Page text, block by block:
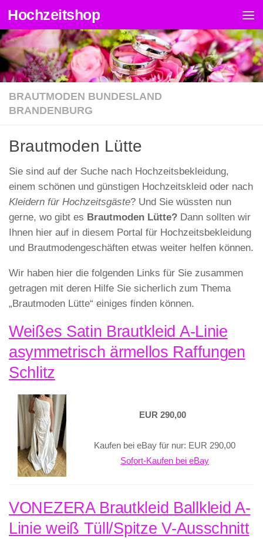
Zum Inhalt springen
Hochzeitshop
BRAUTMODEN BUNDESLAND
BRANDENBURG
Brautmoden Lütte
Sie sind auf der Suche nach Hochzeitsbekleidung,
einem schönen und günstigen Hochzeitskleid oder nach
Kleidern für Hochzeitsgäste? Und Sie wüssten nun
gerne, wo gibt es Brautmoden Lütte? Dann sollten wir
Ihnen hier auf in diesem Portal für Hochzeitsbekleidung
und Brautmodengeschäften etwas weiter helfen können.
Wir haben hier die folgenden Links für Sie zusammen
getragen mit deren Hilfe Sie sicherlich zum Thema
„Brautmoden Lütte“ einiges finden können.
Weißes Satin Brautkleid A-Linie
asymmetrisch ärmellos Raffungen
Schlitz
EUR 290,00
Kaufen bei eBay für nur: EUR 290,00
Sofort-Kaufen bei eBay
VONEZERA Brautkleid Ballkleid A-
Linie weiß Tüll/Spitze V-Ausschnitt